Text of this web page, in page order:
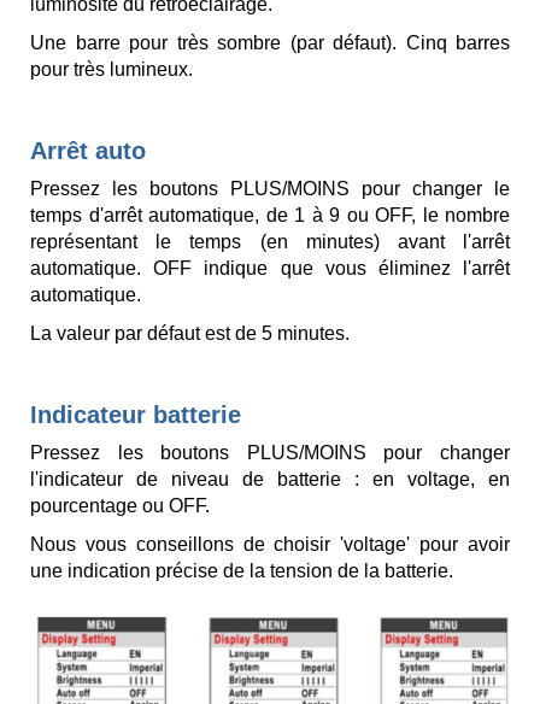
luminosité du rétroéclairage.
Une barre pour très sombre (par défaut). Cinq barres
pour très lumineux.
Arrêt auto
Pressez les boutons PLUS/MOINS pour changer le
temps d'arrêt automatique, de 1 à 9 ou OFF, le nombre
représentant le temps (en minutes) avant l'arrêt
automatique. OFF indique que vous éliminez l'arrêt
automatique.
La valeur par défaut est de 5 minutes.
Indicateur batterie
Pressez les boutons PLUS/MOINS pour changer
l'indicateur de niveau de batterie : en voltage, en
pourcentage ou OFF.
Nous vous conseillons de choisir 'voltage' pour avoir
une indication précise de la tension de la batterie.